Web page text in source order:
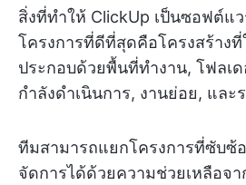
สิ่งที่ทำให้ ClickUp เป็นซอฟต์แ
โครงการที่ดีที่สุดคือโครงสร้างที่
ประกอบด้วยพื้นที่ทำงาน, โฟลเ
กำลังดำเนินการ, งานย่อย, และ
ทีมสามารถแยกโครงการที่ซับซ้
จัดการได้ด้วยความช่วยเหลือจ